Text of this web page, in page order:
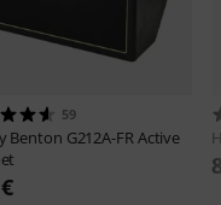
59
Benton G212A-FR Active